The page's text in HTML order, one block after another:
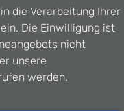
die Verarbeitung Ihrer
Die Einwilligung ist
nicht
unsere
werden.